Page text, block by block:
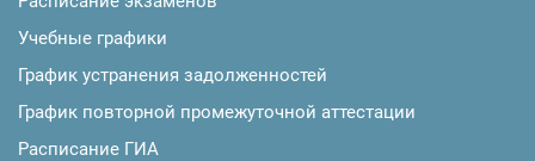
Учебные графики
График устранения задолженностей
График повторной промежуточной аттестации
Расписание ГИА